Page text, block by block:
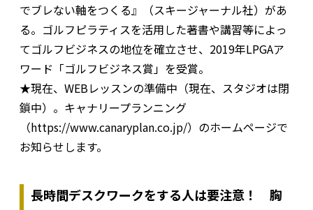
でブレない軸をつくる』（スキージャーナル社）があ
る。ゴルフピラティスを活用した著書や講習等によっ
てゴルフビジネスの地位を確立させ、2019年LPGAア
ワード「ゴルフビジネス賞」を受賞。
★現在、WEBレッスンの準備中（現在、スタジオは閉
鎖中）。キャナリープランニング
（https://www.canaryplan.co.jp/）のホームページで
お知らせします。
長時間デスクワークをする人は要注意！ 胸